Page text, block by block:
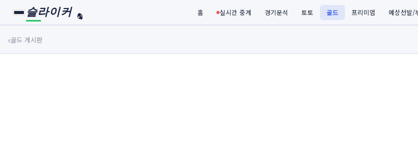
슬라이커 🏀
⚾ 홈 실시간 중계 경기분석 토토 골드 프리미엄 예상선발/
‹골드 게시판